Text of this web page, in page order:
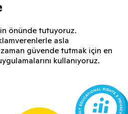
önünde tutuyoruz.
asla
güvende tutmak için en
kullanıyoruz.